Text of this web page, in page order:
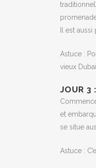
Il est
Astuce :
vieux
JOUR 3
et
se situe
Astuce :